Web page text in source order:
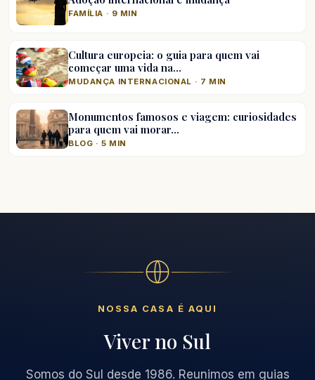
FAMÍLIA · 9 MIN
Cultura europeia: o guia para quem vai
começar uma vida na…
MUDANÇA INTERNACIONAL · 7 MIN
Monumentos famosos e viagem: curiosidades
para quem vai morar…
BLOG · 5 MIN
NOSSA CASA É AQUI
Viver no Sul
Somos do Sul desde 1986. Reunimos em guias